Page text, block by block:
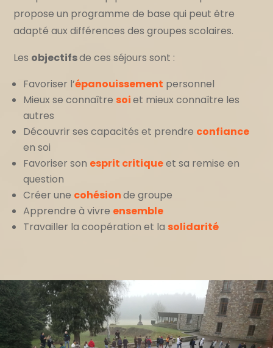
propose un programme de base qui peut être
adapté aux différences des groupes scolaires.
Les objectifsde ces séjours sont :
Favoriser l’épanouissement personnel
Mieux se connaître soiet mieux connaître les
autres
Découvrir ses capacités et prendre confiance
en soi
Favoriser son esprit critiqueet sa remise en
question
Créer une cohésionde groupe
Apprendre à vivre ensemble
Travailler la coopération et la solidarité